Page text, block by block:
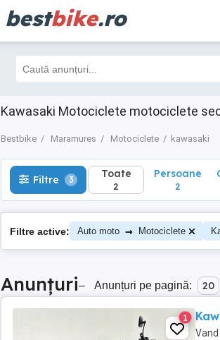
bestbike.ro
Kawasaki Motociclete motociclete
Bestbike Maramures Motociclete kawasaki
Filtre 3 Toate
2
Filtre 3 Toate
2
Persoane
2
Filtre active: Auto moto → Motociclete
Anunțuri– Anunțuri pe pagină: 20
1